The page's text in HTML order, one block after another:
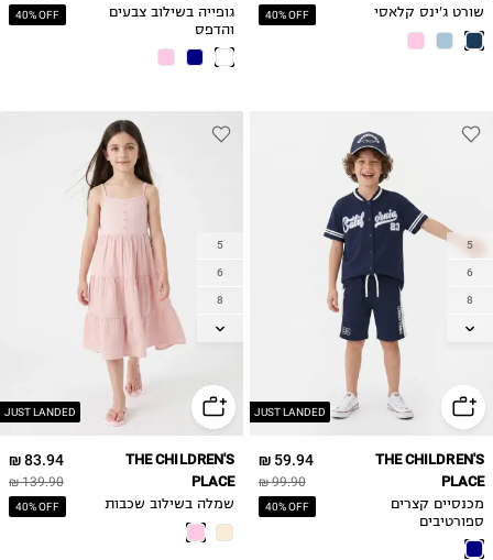
40% OFF שורט ג'ינס קלאסי 40% OFF
גופייה בשילוב צבעים
והדפס
JUST LANDED
5
6
8
10
59.94 ₪
99.90 ₪
40% OFF
THE CHILDREN'S
PLACE
מכנסיים קצרים
ספורטיבים
JUST LANDED
5
6
8
10
14
83.94 ₪
139.90 ₪
40% OFF
THE CHILDREN'S
PLACE
שמלה בשילוב שכבות